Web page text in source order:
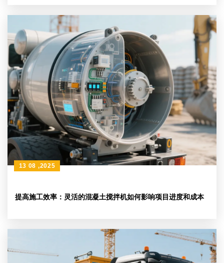
提高施工效率：灵活的混凝土搅拌机如何影响项目进度和成本
13 08 ,2025